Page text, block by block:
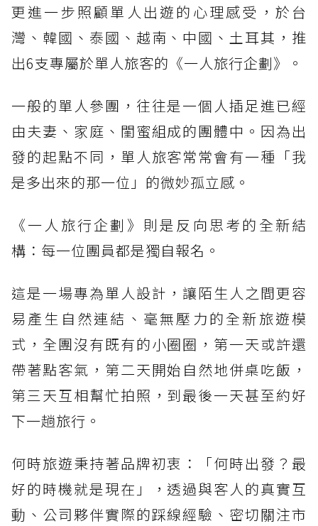
更進一步照顧單人出遊的心理感受，於台
灣、韓國、泰國、越南、中國、土耳其，推
出6支專屬於單人旅客的《一人旅行企劃》。
一般的單人參團，往往是一個人插足進已經
由夫妻、家庭、閨蜜組成的團體中。因為出
發的起點不同，單人旅客常常會有一種「我
是多出來的那一位」的微妙孤立感。
《一人旅行企劃》則是反向思考的全新結
構：每一位團員都是獨自報名。
這是一場專為單人設計，讓陌生人之間更容
易產生自然連結、毫無壓力的全新旅遊模
式，全團沒有既有的小圈圈，第一天或許還
帶著點客氣，第二天開始自然地併桌吃飯，
第三天互相幫忙拍照，到最後一天甚至約好
下一趟旅行。
何時旅遊秉持著品牌初衷：「何時出發？最
好的時機就是現在」，透過與客人的真實互
動、公司夥伴實際的踩線經驗、密切關注市